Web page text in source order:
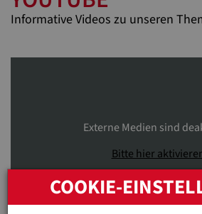
Informative Videos zu unseren
Externe Medien sind
Bitte hier
COOKIE-